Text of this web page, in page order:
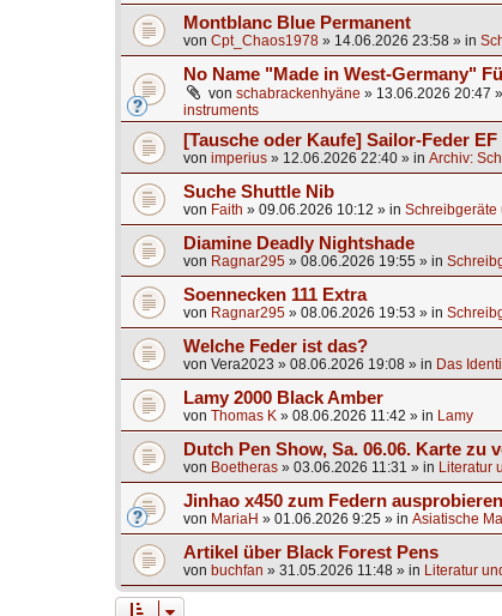
Montblanc Blue Permanent
von Cpt_Chaos1978 » 14.06.2026 23:58 » in
No Name "Made in West-Germany"
von schabrackenhyäne » 13.06.2026 20:47
instruments
[Tausche oder Kaufe] Sailor-Feder
von imperius » 12.06.2026 22:40 » in Archiv:
Suche Shuttle Nib
von Faith » 09.06.2026 10:12 » in Schreibgeräte
Diamine Deadly Nightshade
von Ragnar295 » 08.06.2026 19:55 » in
Soennecken 111 Extra
von Ragnar295 » 08.06.2026 19:53 » in
Welche Feder ist das?
von Vera2023 » 08.06.2026 19:08 » in Das
Lamy 2000 Black Amber
von Thomas K » 08.06.2026 11:42 » in Lamy
Dutch Pen Show, Sa. 06.06. Karte zu
von Boetheras » 03.06.2026 11:31 » in Literatur
Jinhao x450 zum Federn
von MariaH » 01.06.2026 9:25 » in Asiatische
Artikel über Black Forest Pens
von buchfan » 31.05.2026 11:48 » in Literatur